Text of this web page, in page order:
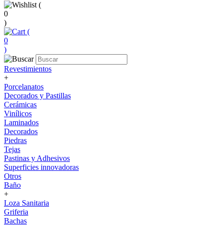
(
0
)
(
0
)
Revestimientos
+
Porcelanatos
Decorados y Pastillas
Cerámicas
Vinílicos
Laminados
Decorados
Piedras
Tejas
Pastinas y Adhesivos
Superficies innovadoras
Otros
Baño
+
Loza Sanitaria
Griferia
Bachas